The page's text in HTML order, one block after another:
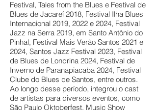
Festival, Tales from the Blues e Festival de
Blues de Jacareí 2018, Festival Ilha Blues
Internacional 2019, 2022 e 2024, Festival
Jazz na Serra 2019, em Santo Antônio do
Pinhal, Festival Mais Verão Santos 2021 e
2024, Santos Jazz Festival 2023, Festival
de Blues de Londrina 2024, Festival de
Inverno de Paranapiacaba 2024, Festival
Clube do Blues de Santos, entre outros.
Ao longo desse período, integrou o cast
de artistas para diversos eventos, como
São Paulo Oktoberfest, Music Show